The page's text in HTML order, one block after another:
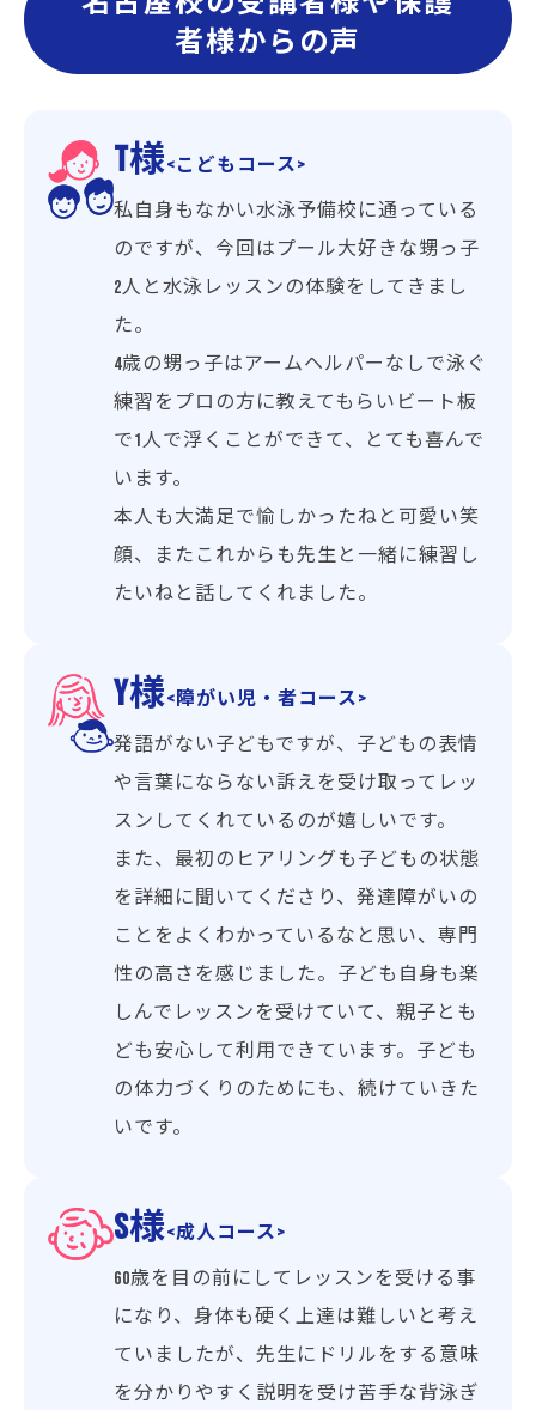
者様からの声
T様<こどもコース>
私自身もなかい水泳予備校に通っている
のですが、今回はプール大好きな甥っ子
2人と水泳レッスンの体験をしてきまし
た。
4歳の甥っ子はアームヘルパーなしで泳ぐ
練習をプロの方に教えてもらいビート板
で1人で浮くことができて、とても喜んで
います。
本人も大満足で愉しかったねと可愛い笑
顔、またこれからも先生と一緒に練習し
たいねと話してくれました。
Y様<障がい児・者コース>
発語がない子どもですが、子どもの表情
や言葉にならない訴えを受け取ってレッ
スンしてくれているのが嬉しいです。
また、最初のヒアリングも子どもの状態
を詳細に聞いてくださり、発達障がいの
ことをよくわかっているなと思い、専門
性の高さを感じました。子ども自身も楽
しんでレッスンを受けていて、親子とも
ども安心して利用できています。子ども
の体力づくりのためにも、続けていきた
いです。
S様<成人コース>
60歳を目の前にしてレッスンを受ける事
になり、身体も硬く上達は難しいと考え
ていましたが、先生にドリルをする意味
を分かりやすく説明を受け苦手な背泳ぎ